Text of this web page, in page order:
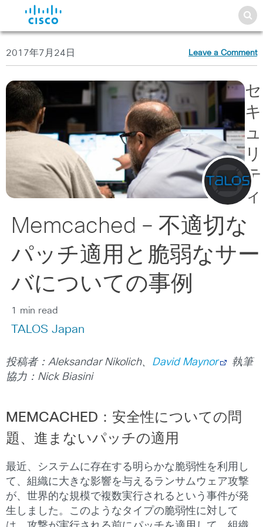
2017年7月24日 Leave a Comment
セ
キ
ュ
リ
テ
ィ
Memcached – 不適切な
パッチ適用と脆弱なサー
バについての事例
1 min read
TALOS Japan
投稿者： Aleksandar Nikolich、 David Maynor
執筆
協力： Nick Biasini
MEMCACHED：安全性についての問
題、進まないパッチの適用
最近、システムに存在する明らかな脆弱性を利用し
て、組織に大きな影響を与えるランサムウェア攻撃
が、世界的な規模で複数実行されるという事件が発
生しました。このようなタイプの脆弱性に対して